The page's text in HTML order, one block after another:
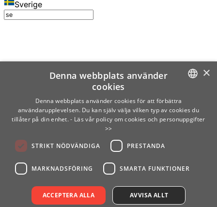
Sverige
SWEDISH
×
Denna webbplats använder
cookies
Denna webbplats använder cookies för att förbättra
användarupplevelsen. Du kan själv välja vilken typ av cookies du
tillåter på din enhet. - Läs vår policy om cookies och personuppgifter
>>
STRIKT NÖDVÄNDIGA PRESTANDA
MARKNADSFÖRING SMARTA FUNKTIONER
ACCEPTERA ALLA AVVISA ALLT